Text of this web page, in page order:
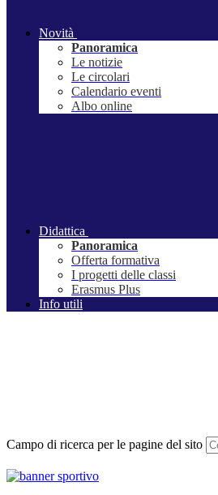
Novità
Panoramica
Le notizie
Le circolari
Calendario eventi
Albo online
Didattica
Panoramica
Offerta formativa
I progetti delle classi
Erasmus Plus
Info utili
Campo di ricerca per le pagine del sito